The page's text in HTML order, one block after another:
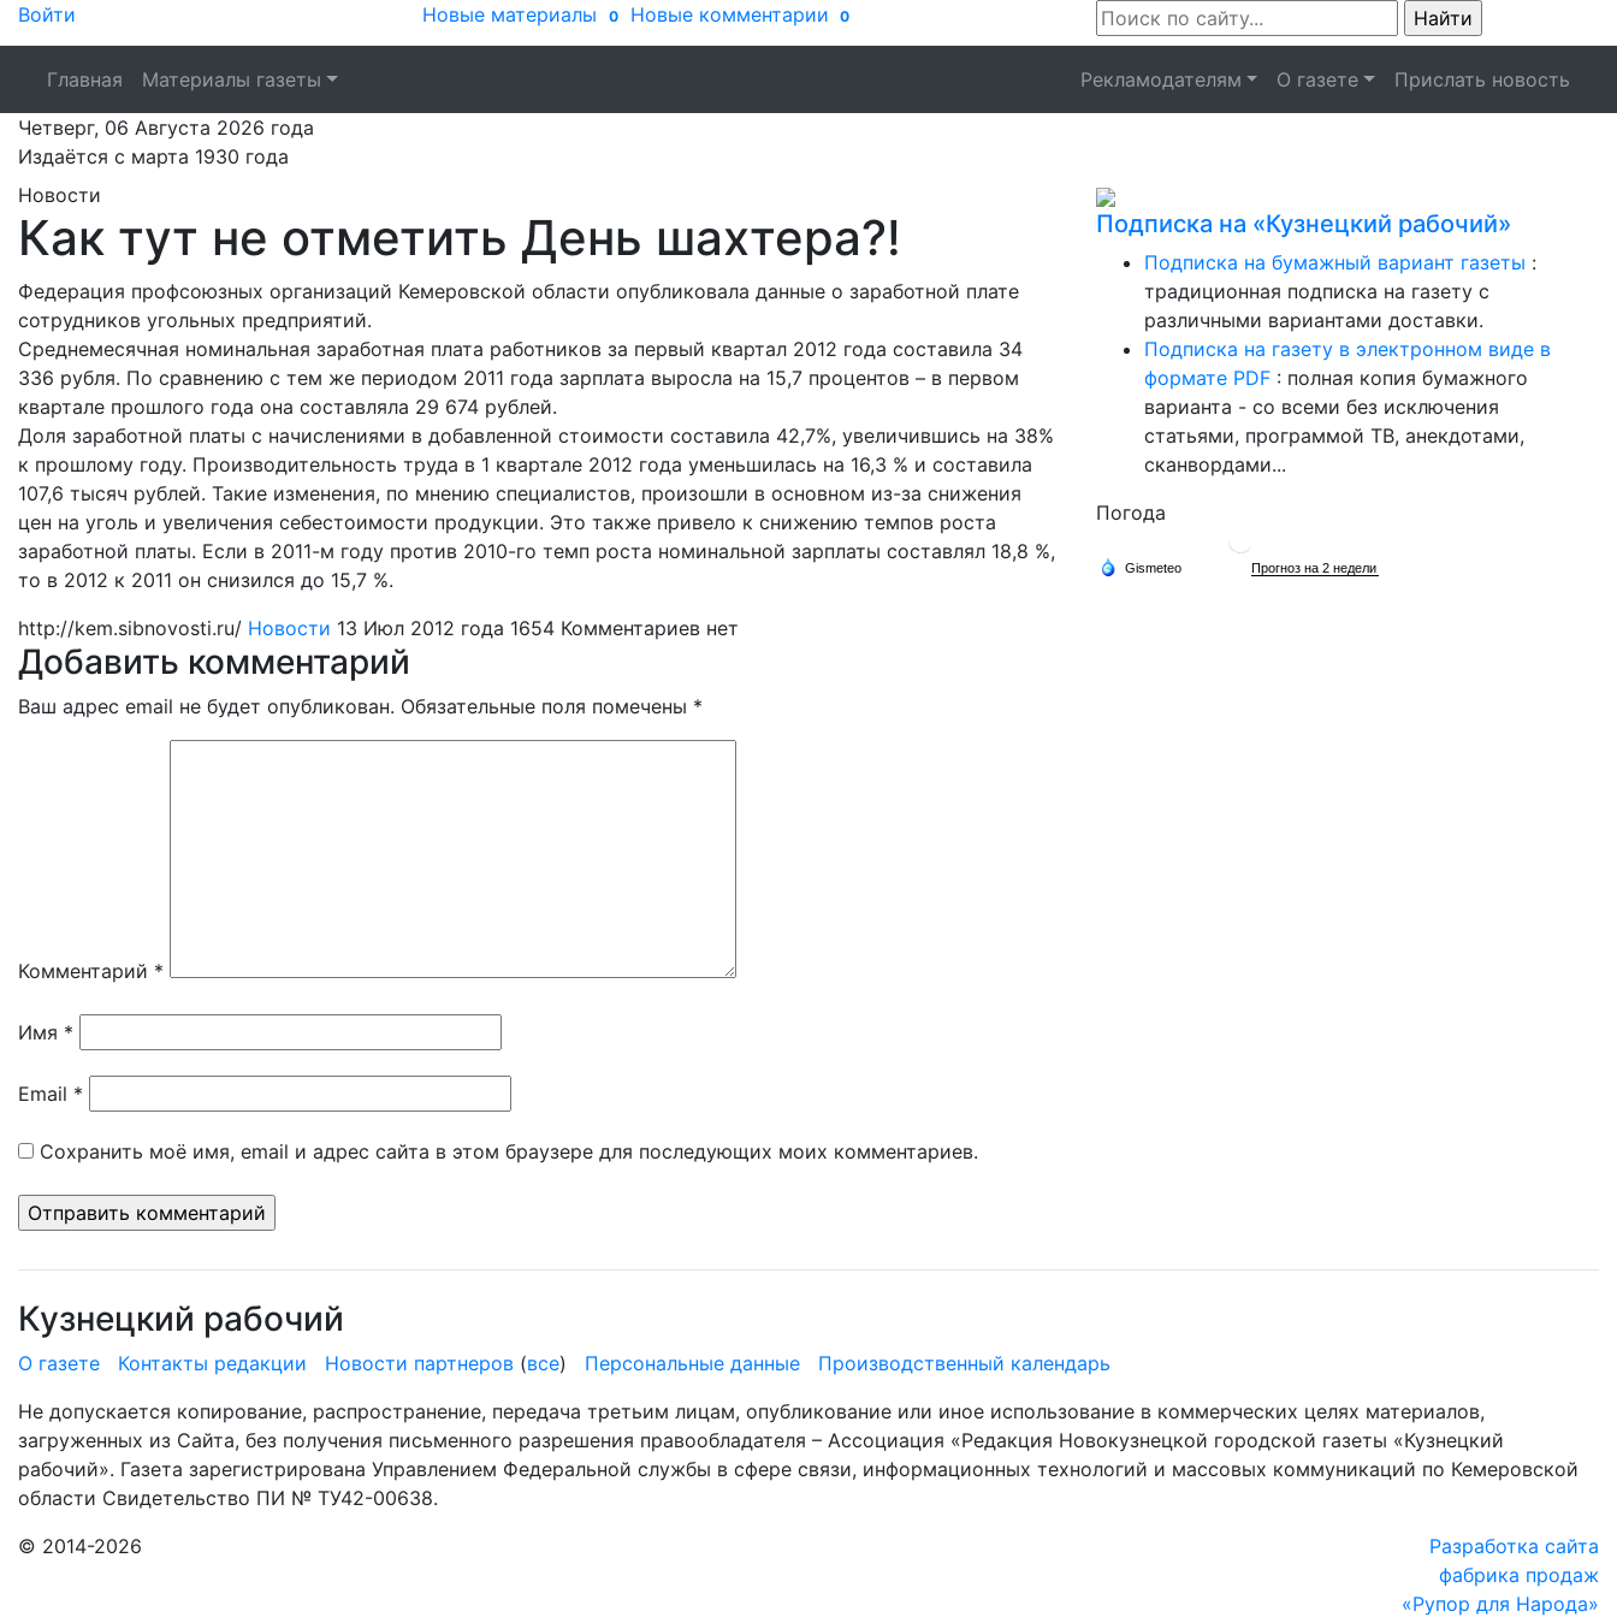
Войти Новые материалы 0 Новые комментарии 0
Главная Материалы газеты Рекламодателям О газете
Прислать новость
Четверг, 06 Августа 2026 года
Издаётся с марта 1930 года
Новости
Как тут не отметить День шахтера?!
Федерация профсоюзных организаций Кемеровской области опубликовала данные о заработной плате
сотрудников угольных предприятий.
Среднемесячная номинальная заработная плата работников за первый квартал 2012 года составила 34
336 рубля. По сравнению с тем же периодом 2011 года зарплата выросла на 15,7 процентов – в первом
квартале прошлого года она составляла 29 674 рублей.
Доля заработной платы с начислениями в добавленной стоимости составила 42,7%, увеличившись на 38%
к прошлому году. Производительность труда в 1 квартале 2012 года уменьшилась на 16,3 % и составила
107,6 тысяч рублей. Такие изменения, по мнению специалистов, произошли в основном из-за снижения
цен на уголь и увеличения себестоимости продукции. Это также привело к снижению темпов роста
заработной платы. Если в 2011-м году против 2010-го темп роста номинальной зарплаты составлял 18,8 %,
то в 2012 к 2011 он снизился до 15,7 %.
http://kem.sibnovosti.ru/ Новости 13 Июл 2012 года 1654 Комментариев нет
Добавить комментарий
Ваш адрес email не будет опубликован. Обязательные поля помечены *
Комментарий *
Имя *
Email *
Сохранить моё имя, email и адрес сайта в этом браузере для последующих моих комментариев.
Подписка на «Кузнецкий рабочий»
Подписка на бумажный вариант газеты :
традиционная подписка на газету с
различными вариантами доставки.
Подписка на газету в электронном виде в
формате PDF : полная копия бумажного
варианта - со всеми без исключения
статьями, программой ТВ, анекдотами,
сканвордами...
Погода
Кузнецкий рабочий
О газете Контакты редакции Новости партнеров (все) Персональные данные
Производственный календарь
Не допускается копирование, распространение, передача третьим лицам, опубликование или иное использование в коммерческих целях материалов,
загруженных из Сайта, без получения письменного разрешения правообладателя – Ассоциация «Редакция Новокузнецкой городской газеты «Кузнецкий
рабочий». Газета зарегистрирована Управлением Федеральной службы в сфере связи, информационных технологий и массовых коммуникаций по Кемеровской
области Свидетельство ПИ № ТУ42-00638.
© 2014-2026
Разработка сайта
фабрика продаж
«Рупор для Народа»